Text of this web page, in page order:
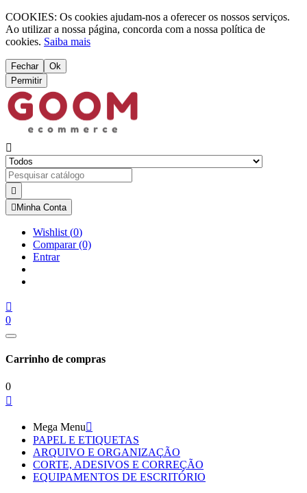
COOKIES: Os cookies ajudam-nos a oferecer os nossos serviços.
Ao utilizar a nossa página, concorda com a nossa política de
cookies. Saiba mais
Fechar
Ok
Permitir


 Minha Conta
Wishlist (0)
Comparar(0)
Entrar

0
Carrinho de compras
0

Mega Menu
PAPEL E ETIQUETAS
ARQUIVO E ORGANIZAÇÃO
CORTE, ADESIVOS E CORREÇÃO
EQUIPAMENTOS DE ESCRITÓRIO